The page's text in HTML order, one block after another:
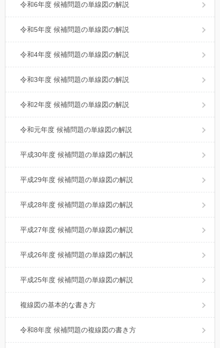
令和6年度 候補問題の単線図の解説
令和5年度 候補問題の単線図の解説
令和4年度 候補問題の単線図の解説
令和3年度 候補問題の単線図の解説
令和2年度 候補問題の単線図の解説
令和元年度 候補問題の単線図の解説
平成30年度 候補問題の単線図の解説
平成29年度 候補問題の単線図の解説
平成28年度 候補問題の単線図の解説
平成27年度 候補問題の単線図の解説
平成26年度 候補問題の単線図の解説
平成25年度 候補問題の単線図の解説
複線図の基本的な書き方
令和8年度 候補問題の複線図の書き方